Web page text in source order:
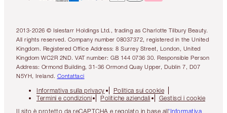
2013-2026 © Islestarr Holdings Ltd., trading as Charlotte Tilbury Beauty.
All rights reserved. Company number 08037372, registered in the United
Kingdom. Registered Office Address: 8 Surrey Street, London, United
Kingdom WC2R 2ND. VAT number: GB 144 0736 30. Responsible Person
Address: Ormond Building, 31-36 Ormond Quay Upper, Dublin 7, D07
N5YH, Ireland. Contattaci
Informativa sulla privacy
Politica sui cookie
Termini e condizioni
Politiche aziendali
Gestisci i cookie
Il sito è protetto da reCAPTCHA e regolato in base all'Informativa